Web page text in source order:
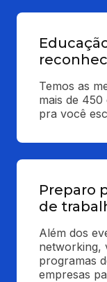
Temos as
mais de
pra você
Preparo
de
Além dos
networking,
programas
empresas